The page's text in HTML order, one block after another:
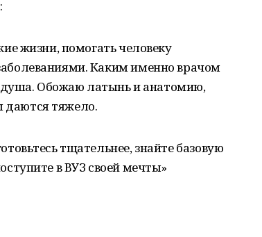
жизни, помогать человеку
Каким именно врачом
душа. Обожаю латынь и анатомию,
даются тяжело.
тщательнее, знайте базовую
в ВУЗ своей мечты»